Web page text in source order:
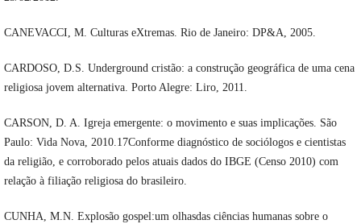
CANEVACCI, M. Culturas eXtremas. Rio de Janeiro: DP&A, 2005.
CARDOSO, D.S. Underground cristão: a construção geográfica de uma cena
religiosa jovem alternativa. Porto Alegre: Liro, 2011.
CARSON, D. A. Igreja emergente: o movimento e suas implicações. São
Paulo: Vida Nova, 2010.17Conforme diagnóstico de sociólogos e cientistas
da religião, e corroborado pelos atuais dados do IBGE (Censo 2010) com
relação à filiação religiosa do brasileiro.
CUNHA, M.N. Explosão gospel:um olhasdas ciências humanas sobre o